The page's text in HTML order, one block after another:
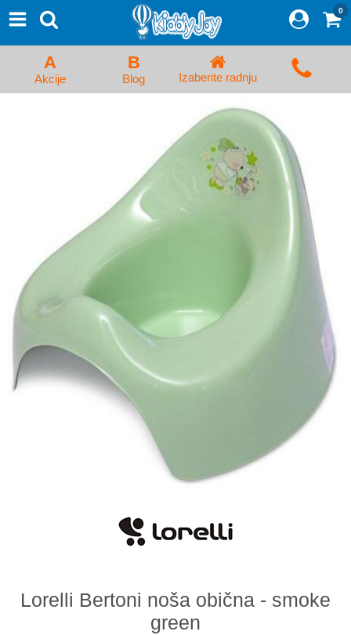
Proizvodi
Početna Prijava/Registracija
Kolica za bebe i dečija kolica
Kreveci, ljuljaške i ležaljke
Kadice, noše i adapteri
Hranilice, flašice i cucle
Monitori, Ogradice i tricikli
Posteljine, vrećice i baldahini
Odeća i obuća
Igračke za bebe i decu
0
A
Akcije
B
Blog Izaberite radnju
Lorelli Bertoni noša obična - smoke
green